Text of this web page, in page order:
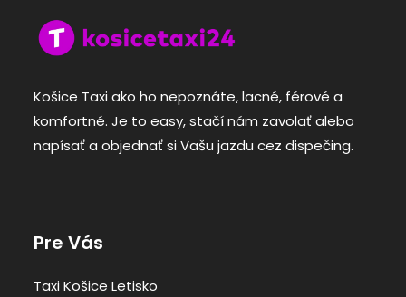
Košice Taxi ako ho nepoznáte, lacné, férové a
komfortné. Je to easy, stačí nám zavolať alebo
napísať a objednať si Vašu jazdu cez dispečing.
Pre Vás
Taxi Košice Letisko